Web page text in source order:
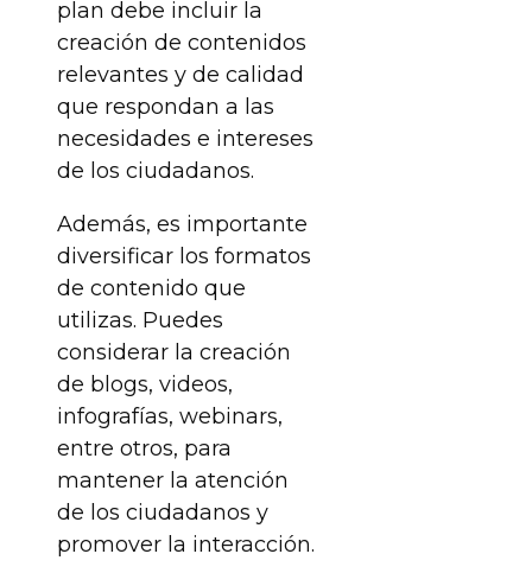
plan debe incluir la
creación de contenidos
relevantes y de calidad
que respondan a las
necesidades e intereses
de los ciudadanos.
Además, es importante
diversificar los formatos
de contenido que
utilizas. Puedes
considerar la creación
de blogs, videos,
infografías, webinars,
entre otros, para
mantener la atención
de los ciudadanos y
promover la interacción.